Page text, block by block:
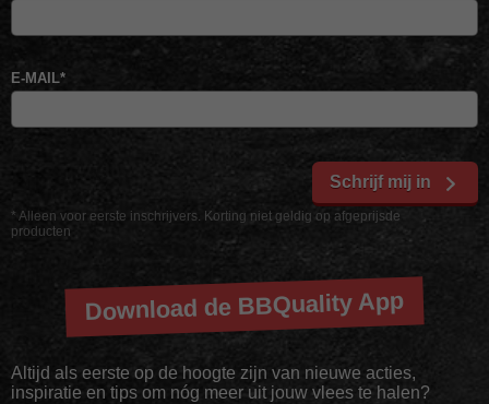
* Alleen voor eerste inschrijvers. Korting niet geldig op afgeprijsde
producten
E-MAIL*
Schrijf mij in
Download de BBQuality App
Altijd als eerste op de hoogte zijn van nieuwe acties,
inspiratie en tips om nóg meer uit jouw vlees te halen?